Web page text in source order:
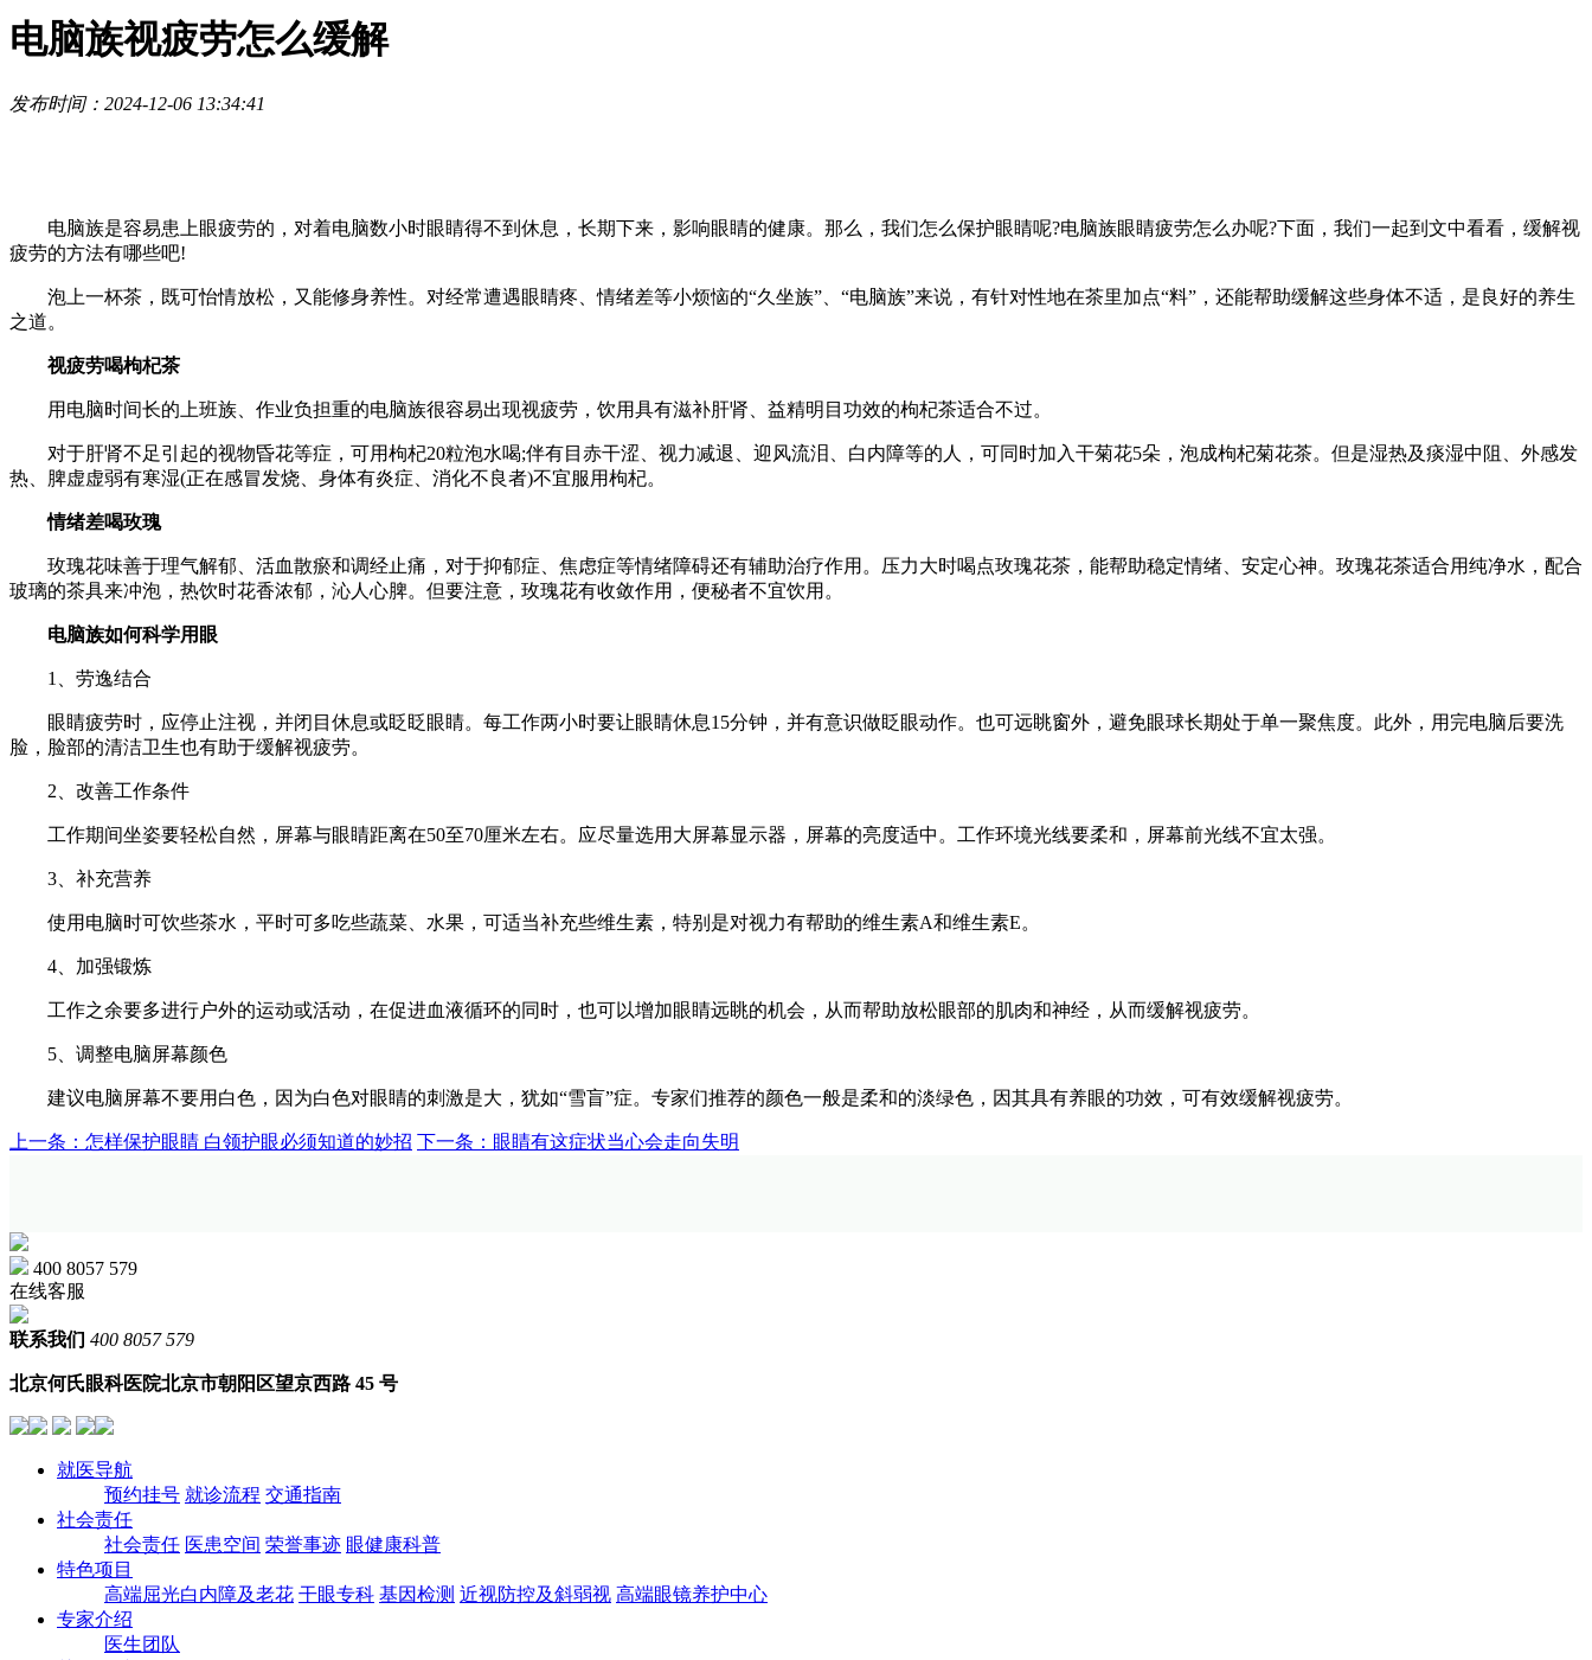
电脑族视疲劳怎么缓解
发布时间：2024-12-06 13:34:41
电脑族是容易患上眼疲劳的，对着电脑数小时眼睛得不到休息，长期下来，影响眼睛的健康。那么，我们怎么保护眼睛呢?电脑族眼睛疲劳怎么办呢?下面，我们一起到文中看看，缓解视
疲劳的方法有哪些吧!
泡上一杯茶，既可怡情放松，又能修身养性。对经常遭遇眼睛疼、情绪差等小烦恼的“久坐族”、“电脑族”来说，有针对性地在茶里加点“料”，还能帮助缓解这些身体不适，是良好的养生
之道。
视疲劳喝枸杞茶
用电脑时间长的上班族、作业负担重的电脑族很容易出现视疲劳，饮用具有滋补肝肾、益精明目功效的枸杞茶适合不过。
对于肝肾不足引起的视物昏花等症，可用枸杞20粒泡水喝;伴有目赤干涩、视力减退、迎风流泪、白内障等的人，可同时加入干菊花5朵，泡成枸杞菊花茶。但是湿热及痰湿中阻、外感发
热、脾虚虚弱有寒湿(正在感冒发烧、身体有炎症、消化不良者)不宜服用枸杞。
情绪差喝玫瑰
玫瑰花味善于理气解郁、活血散瘀和调经止痛，对于抑郁症、焦虑症等情绪障碍还有辅助治疗作用。压力大时喝点玫瑰花茶，能帮助稳定情绪、安定心神。玫瑰花茶适合用纯净水，配合
玻璃的茶具来冲泡，热饮时花香浓郁，沁人心脾。但要注意，玫瑰花有收敛作用，便秘者不宜饮用。
电脑族如何科学用眼
1、劳逸结合
眼睛疲劳时，应停止注视，并闭目休息或眨眨眼睛。每工作两小时要让眼睛休息15分钟，并有意识做眨眼动作。也可远眺窗外，避免眼球长期处于单一聚焦度。此外，用完电脑后要洗
脸，脸部的清洁卫生也有助于缓解视疲劳。
2、改善工作条件
工作期间坐姿要轻松自然，屏幕与眼睛距离在50至70厘米左右。应尽量选用大屏幕显示器，屏幕的亮度适中。工作环境光线要柔和，屏幕前光线不宜太强。
3、补充营养
使用电脑时可饮些茶水，平时可多吃些蔬菜、水果，可适当补充些维生素，特别是对视力有帮助的维生素A和维生素E。
4、加强锻炼
工作之余要多进行户外的运动或活动，在促进血液循环的同时，也可以增加眼睛远眺的机会，从而帮助放松眼部的肌肉和神经，从而缓解视疲劳。
5、调整电脑屏幕颜色
建议电脑屏幕不要用白色，因为白色对眼睛的刺激是大，犹如“雪盲”症。专家们推荐的颜色一般是柔和的淡绿色，因其具有养眼的功效，可有效缓解视疲劳。
上一条：怎样保护眼睛 白领护眼必须知道的妙招 下一条：眼睛有这症状当心会走向失明
400 8057 579
在线客服
联系我们 400 8057 579
北京何氏眼科医院北京市朝阳区望京西路 45 号
就医导航
预约挂号 就诊流程 交通指南
社会责任
社会责任 医患空间 荣誉事迹 眼健康科普
特色项目
高端屈光白内障及老花 干眼专科 基因检测 近视防控及斜弱视 高端眼镜养护中心
专家介绍
医生团队